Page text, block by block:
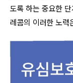
도록 하는 중요한
레콤의 이러한 노력